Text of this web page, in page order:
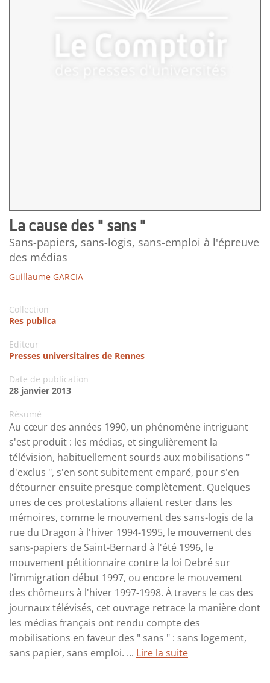
La cause des " sans "
Sans-papiers, sans-logis, sans-emploi à l'épreuve
des médias
Guillaume GARCIA
Collection
Res publica
Editeur
Presses universitaires de Rennes
Date de publication
28 janvier 2013
Résumé
Au cœur des années 1990, un phénomène intriguant
s'est produit : les médias, et singulièrement la
télévision, habituellement sourds aux mobilisations "
d'exclus ", s'en sont subitement emparé, pour s'en
détourner ensuite presque complètement. Quelques
unes de ces protestations allaient rester dans les
mémoires, comme le mouvement des sans-logis de la
rue du Dragon à l'hiver 1994-1995, le mouvement des
sans-papiers de Saint-Bernard à l'été 1996, le
mouvement pétitionnaire contre la loi Debré sur
l'immigration début 1997, ou encore le mouvement
des chômeurs à l'hiver 1997-1998. À travers le cas des
journaux télévisés, cet ouvrage retrace la manière dont
les médias français ont rendu compte des
mobilisations en faveur des " sans " : sans logement,
sans papier, sans emploi. ... Lire la suite